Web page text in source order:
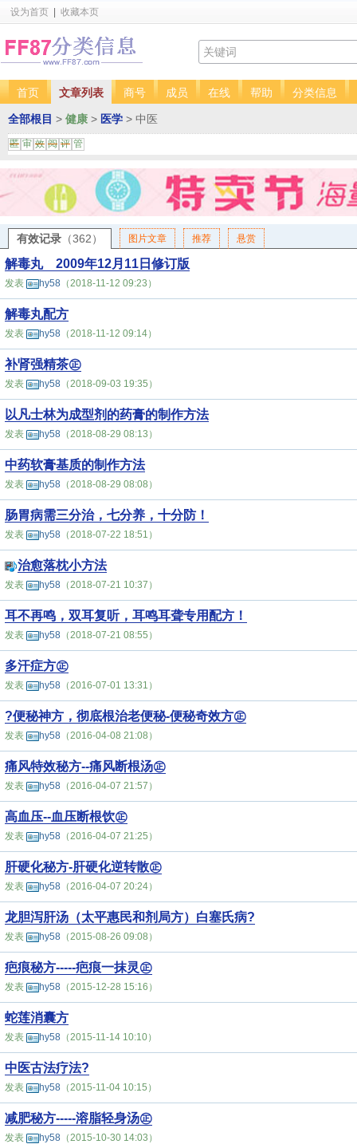
设为首页 收藏本页
首页 文章列表 商号 成员 在线 帮助 分类信息
全部根目 > 健康 > 医学 > 中医
匿 审 效 阅 评 管
有效记录 （362） 图片文章 推荐 悬赏
解毒丸 2009年12月11日修订版
发表 hy58 （2018-11-12 09:23）
解毒丸配方
发表 hy58 （2018-11-12 09:14）
补肾强精茶㊣
发表 hy58 （2018-09-03 19:35）
以凡士林为成型剂的药膏的制作方法
发表 hy58 （2018-08-29 08:13）
中药软膏基质的制作方法
发表 hy58 （2018-08-29 08:08）
肠胃病需三分治，七分养，十分防！
发表 hy58 （2018-07-22 18:51）
治愈落枕小方法
发表 hy58 （2018-07-21 10:37）
耳不再鸣，双耳复听，耳鸣耳聋专用配方！
发表 hy58 （2018-07-21 08:55）
多汗症方㊣
发表 hy58 （2016-07-01 13:31）
?便秘神方，彻底根治老便秘-便秘奇效方㊣
发表 hy58 （2016-04-08 21:08）
痛风特效秘方--痛风断根汤㊣
发表 hy58 （2016-04-07 21:57）
高血压--血压断根饮㊣
发表 hy58 （2016-04-07 21:25）
肝硬化秘方-肝硬化逆转散㊣
发表 hy58 （2016-04-07 20:24）
龙胆泻肝汤（太平惠民和剂局方）白塞氏病?
发表 hy58 （2015-08-26 09:08）
疤痕秘方-----疤痕一抹灵㊣
发表 hy58 （2015-12-28 15:16）
蛇莲消囊方
发表 hy58 （2015-11-14 10:10）
中医古法疗法?
发表 hy58 （2015-11-04 10:15）
减肥秘方-----溶脂轻身汤㊣
发表 hy58 （2015-10-30 14:03）